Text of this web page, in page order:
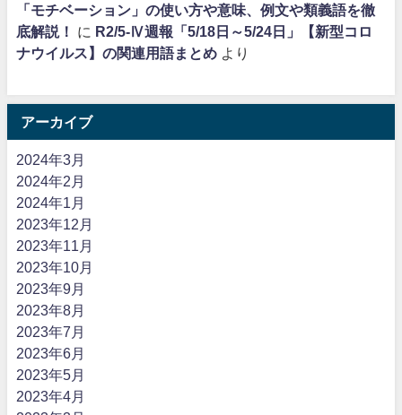
「モチベーション」の使い方や意味、例文や類義語を徹
底解説！
に R2/5-Ⅳ週報「5/18日～5/24日」【新型コロ
ナウイルス】の関連用語まとめ より
アーカイブ
2024年3月
2024年2月
2024年1月
2023年12月
2023年11月
2023年10月
2023年9月
2023年8月
2023年7月
2023年6月
2023年5月
2023年4月